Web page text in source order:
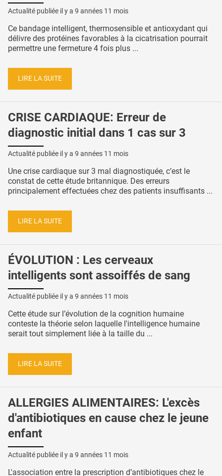
Actualité publiée il y a 9 années 11 mois
Ce bandage intelligent, thermosensible et antioxydant qui
délivre des protéines favorables à la cicatrisation pourrait
permettre une fermeture 4 fois plus ...
LIRE LA SUITE
CRISE CARDIAQUE: Erreur de
diagnostic initial dans 1 cas sur 3
Actualité publiée il y a 9 années 11 mois
Une crise cardiaque sur 3 mal diagnostiquée, c’est le
constat de cette étude britannique. Des erreurs
principalement effectuées chez des patients insuffisants ...
LIRE LA SUITE
ÉVOLUTION : Les cerveaux
intelligents sont assoiffés de sang
Actualité publiée il y a 9 années 11 mois
Cette étude sur l’évolution de la cognition humaine
conteste la théorie selon laquelle l'intelligence humaine
serait tout simplement liée à la taille du ...
LIRE LA SUITE
ALLERGIES ALIMENTAIRES: L'excès
d'antibiotiques en cause chez le jeune
enfant
Actualité publiée il y a 9 années 11 mois
L'association entre la prescription d’antibiotiques chez le